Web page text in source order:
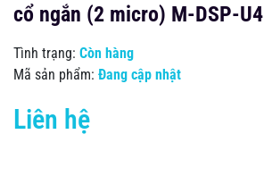
cổ ngắn (2 micro) M-DSP-U4
Tình trạng: Còn hàng
Mã sản phẩm: Đang cập nhật
Liên hệ